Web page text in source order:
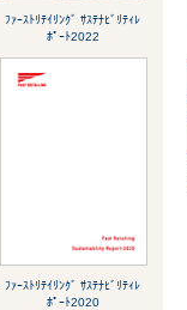
ﾌｧｰｽﾄﾘﾃｲﾘﾝｸﾞ ｻｽﾃﾅﾋﾞﾘﾃｨﾚ
ﾎﾟｰﾄ2022
ﾌｧｰｽﾄﾘﾃｲﾘﾝｸﾞ ｻｽﾃﾅﾋﾞﾘﾃｨﾚ
ﾎﾟｰﾄ2020